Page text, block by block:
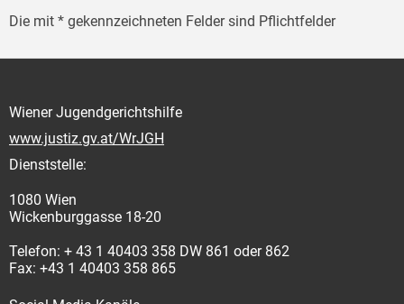
Die mit * gekennzeichneten Felder sind Pflichtfelder
Wiener Jugendgerichtshilfe
www.justiz.gv.at/WrJGH
Dienststelle:
1080 Wien
Wickenburggasse 18-20
Telefon: + 43 1 40403 358 DW 861 oder 862
Fax: +43 1 40403 358 865